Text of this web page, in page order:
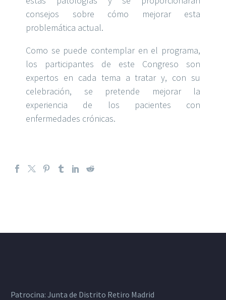
consejos sobre cómo mejorar esta
problemática actual.
Como se puede contemplar en el programa,
los participantes de este Congreso son
expertos en cada tema a tratar y, con su
celebración, se pretende mejorar la
experiencia de los pacientes con
enfermedades crónicas.
Patrocina: Junta de Distrito Retiro Madrid